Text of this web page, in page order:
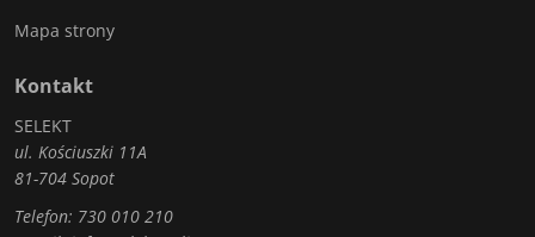
Mapa strony
Kontakt
SELEKT
ul. Kościuszki 11A
81-704 Sopot
Telefon: 730 010 210